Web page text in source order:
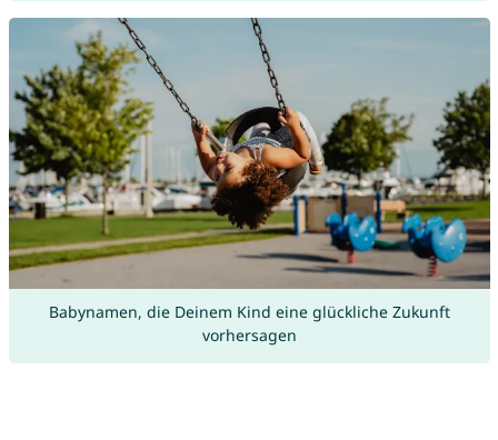
Babynamen, die Deinem Kind eine glückliche Zukunft
vorhersagen